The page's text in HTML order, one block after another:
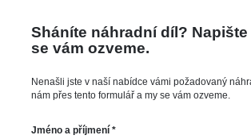
Sháníte náhradní díl? Napište
se vám ozveme.
Nenašli jste v naší nabídce vámi požadovaný
nám přes tento formulář a my se vám ozveme.
Jméno a příjmení *